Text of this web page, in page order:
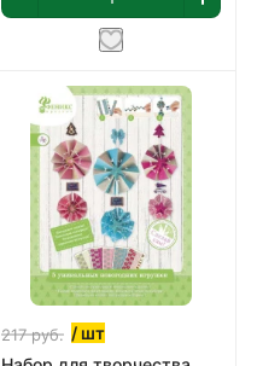
217руб. / шт